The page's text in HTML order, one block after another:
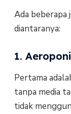
Ada
diantaranya:
1.
Pertama
tanpa media
tidak